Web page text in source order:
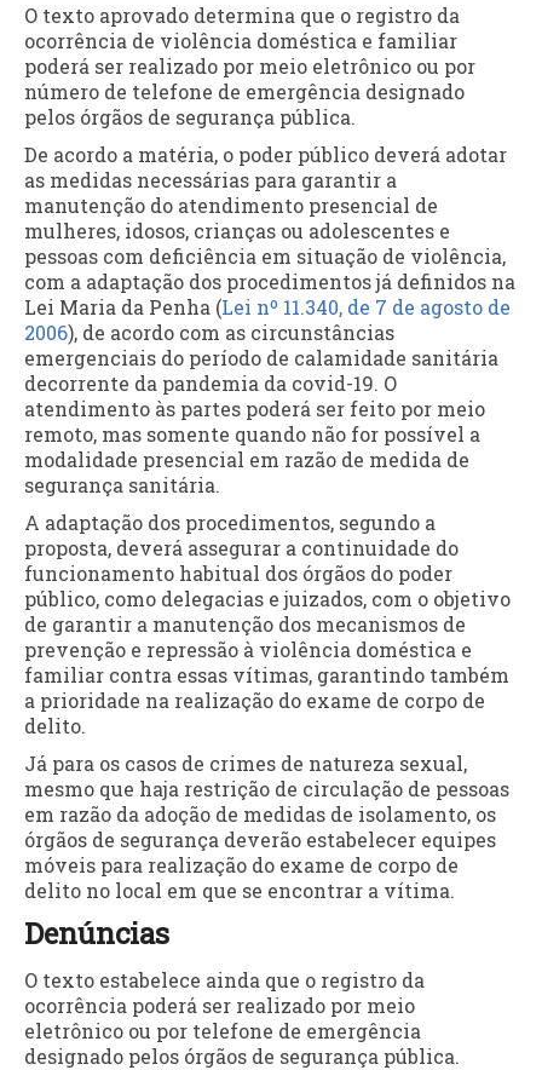
O texto aprovado determina que o registro da
ocorrência de violência doméstica e familiar
poderá ser realizado por meio eletrônico ou por
número de telefone de emergência designado
pelos órgãos de segurança pública.
De acordo a matéria, o poder público deverá adotar
as medidas necessárias para garantir a
manutenção do atendimento presencial de
mulheres, idosos, crianças ou adolescentes e
pessoas com deficiência em situação de violência,
com a adaptação dos procedimentos já definidos na
Lei Maria da Penha (Lei nº 11.340, de 7 de agosto de
2006), de acordo com as circunstâncias
emergenciais do período de calamidade sanitária
decorrente da pandemia da covid-19. O
atendimento às partes poderá ser feito por meio
remoto, mas somente quando não for possível a
modalidade presencial em razão de medida de
segurança sanitária.
A adaptação dos procedimentos, segundo a
proposta, deverá assegurar a continuidade do
funcionamento habitual dos órgãos do poder
público, como delegacias e juizados, com o objetivo
de garantir a manutenção dos mecanismos de
prevenção e repressão à violência doméstica e
familiar contra essas vítimas, garantindo também
a prioridade na realização do exame de corpo de
delito.
Já para os casos de crimes de natureza sexual,
mesmo que haja restrição de circulação de pessoas
em razão da adoção de medidas de isolamento, os
órgãos de segurança deverão estabelecer equipes
móveis para realização do exame de corpo de
delito no local em que se encontrar a vítima.
Denúncias
O texto estabelece ainda que o registro da
ocorrência poderá ser realizado por meio
eletrônico ou por telefone de emergência
designado pelos órgãos de segurança pública.